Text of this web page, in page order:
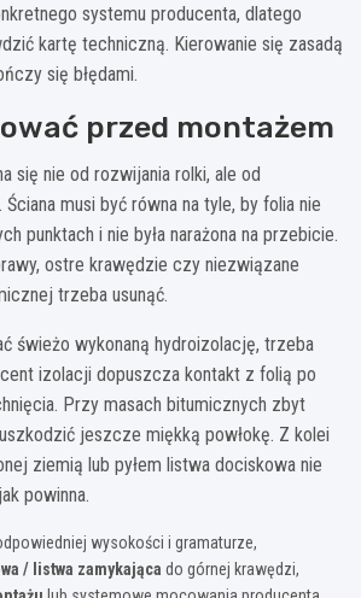
systemu producenta, dlatego
kartę techniczną. Kierowanie się zasadą
się błędami.
przed montażem
się nie od rozwijania rolki, ale od
Ściana musi być równa na tyle, by folia nie
punktach i nie była narażona na przebicie.
ostre krawędzie czy niezwiązane
trzeba usunąć.
świeżo wykonaną hydroizolację, trzeba
izolacji dopuszcza kontakt z folią po
Przy masach bitumicznych zbyt
jeszcze miękką powłokę. Z kolei
ziemią lub pyłem listwa dociskowa nie
powinna.
wysokości i gramaturze,
/ listwa zamykająca do górnej krawędzi,